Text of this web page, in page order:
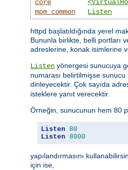
core
mpm_common
Listen
httpd başlatıldığında yerel
Bununla birlikte, belli portları
adreslerine, konak isimlerine
Listen yönergesi sunucuya
numarası belirtilmişse
dinleyecektir. Çok sayıda
isteklere yanıt verecektir.
Örneğin, sunucunun hem 80
Listen 80
Listen 8000
yapılandırmasını
için ise,